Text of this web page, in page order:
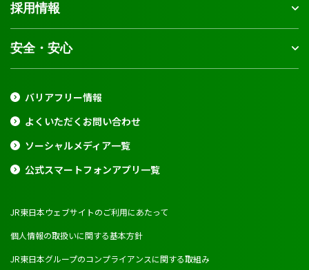
採用情報
安全・安心
バリアフリー情報
よくいただくお問い合わせ
ソーシャルメディア一覧
公式スマートフォンアプリ一覧
JR東日本ウェブサイトのご利用にあたって
個人情報の取扱いに関する基本方針
JR東日本グループのコンプライアンスに関する取組み